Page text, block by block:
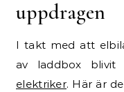
uppdragen
I takt med att
av laddbox
elektriker. Här är